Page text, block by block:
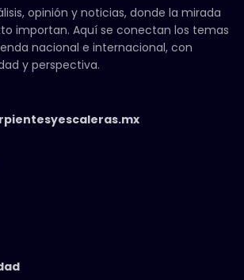
opinión y noticias, donde la mirada
importan. Aquí se conectan los temas
nacional e internacional, con
y perspectiva.